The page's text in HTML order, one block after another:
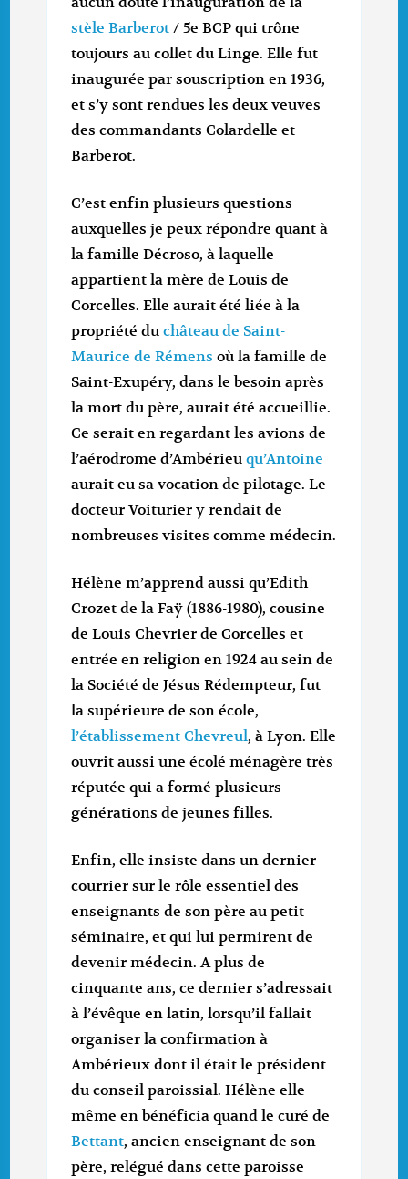
stèle Barberot / 5e BCP qui trône
toujours au collet du Linge. Elle fut
inaugurée par souscription en 1936,
et s’y sont rendues les deux veuves
des commandants Colardelle et
Barberot.
C’est enfin plusieurs questions
auxquelles je peux répondre quant à
la famille Décroso, à laquelle
appartient la mère de Louis de
Corcelles. Elle aurait été liée à la
propriété duchâteau de Saint-
Maurice de Rémens où la famille de
Saint-Exupéry, dans le besoin après
la mort du père, aurait été accueillie.
Ce serait en regardant les avions de
l’aérodrome d’Ambérieuqu’Antoine
aurait eu sa vocation de pilotage. Le
docteur Voiturier y rendait de
nombreuses visites comme médecin.
Hélène m’apprend aussi qu’Edith
Crozet de la Faÿ (1886-1980), cousine
de Louis Chevrier de Corcelles et
entrée en religion en 1924 au sein de
la Société de Jésus Rédempteur, fut
la supérieure de son école,
l’établissement Chevreul, à Lyon. Elle
ouvrit aussi une écolé ménagère très
réputée qui a formé plusieurs
générations de jeunes filles.
Enfin, elle insiste dans un dernier
courrier sur le rôle essentiel des
enseignants de son père au petit
séminaire, et qui lui permirent de
devenir médecin. A plus de
cinquante ans, ce dernier s’adressait
à l’évêque en latin, lorsqu’il fallait
organiser la confirmation à
Ambérieux dont il était le président
du conseil paroissial. Hélène elle
même en bénéficia quand le curé de
Bettant, ancien enseignant de son
père, relégué dans cette paroisse